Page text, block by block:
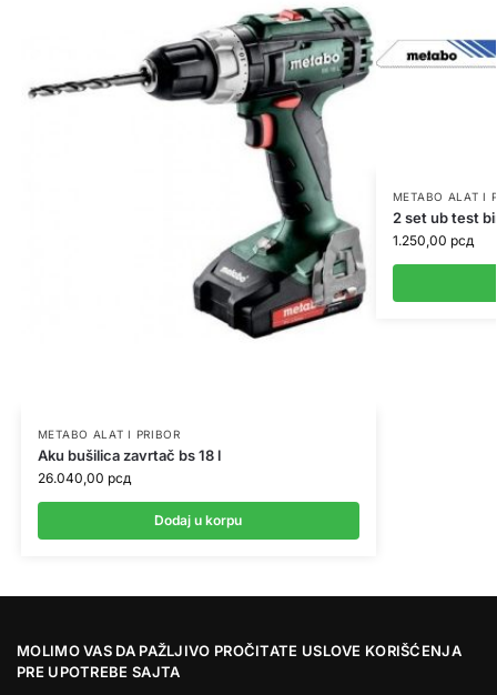
METABO ALAT I PRIBOR
Aku bušilica zavrtač bs 18 l
26.040,00 рсд
Dodaj u korpu
METABO ALAT I
2 set ub test
1.250,00 рсд
MOLIMO VAS DA PAŽLJIVO PROČITATE USLOVE KORIŠĆENJA
PRE UPOTREBE SAJTA